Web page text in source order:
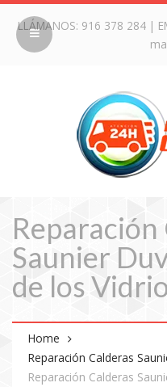
LLÁMANOS: 916 378 284|
Reparación
Saunier
de los
Home
Reparación Calderas
Reparación Calderas